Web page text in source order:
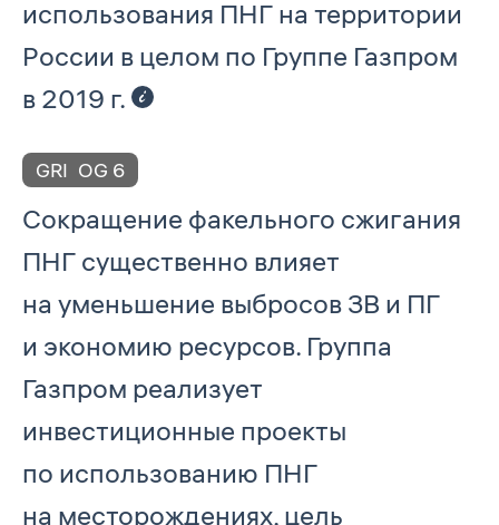
использования ПНГ на территории
России в целом по Группе Газпром
в 2019 г.
GRI OG 6
Сокращение факельного сжигания
ПНГ существенно влияет
на уменьшение выбросов ЗВ и ПГ
и экономию ресурсов. Группа
Газпром реализует
инвестиционные проекты
по использованию ПНГ
на месторождениях, цель